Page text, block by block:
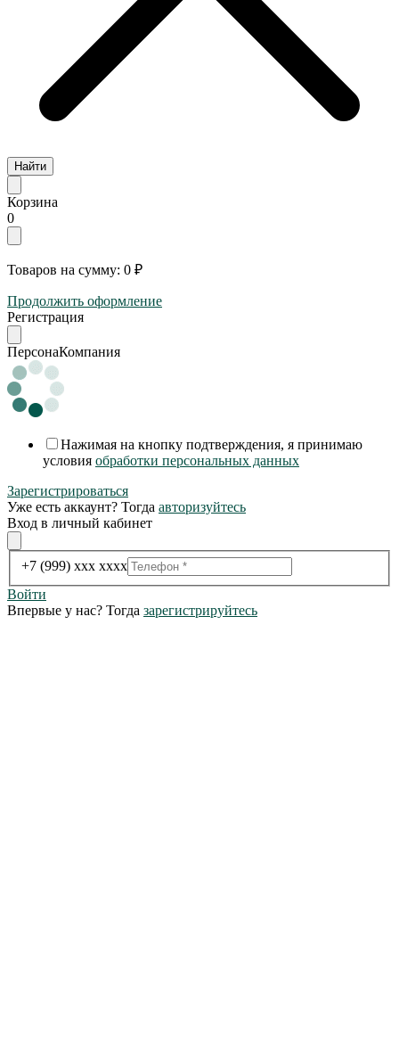
Найти
Корзина
0
Товаров на сумму: 0 ₽
Продолжить оформление
Регистрация
ПерсонаКомпания
Нажимая на кнопку подтверждения, я принимаю
условия обработки персональных данных
Зарегистрироваться
Уже есть аккаунт? Тогда авторизуйтесь
Вход в личный кабинет
+7 (999) xxx xxxx
Войти
Впервые у нас? Тогда зарегистрируйтесь